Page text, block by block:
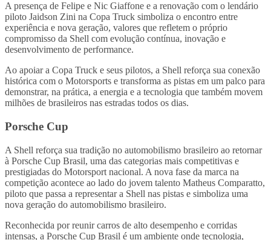
A presença de Felipe e Nic Giaffone e a renovação com o lendário
piloto Jaidson Zini na Copa Truck simboliza o encontro entre
experiência e nova geração, valores que refletem o próprio
compromisso da Shell com evolução contínua, inovação e
desenvolvimento de performance.
Ao apoiar a Copa Truck e seus pilotos, a Shell reforça sua conexão
histórica com o Motorsports e transforma as pistas em um palco para
demonstrar, na prática, a energia e a tecnologia que também movem
milhões de brasileiros nas estradas todos os dias.
Porsche Cup
A Shell reforça sua tradição no automobilismo brasileiro ao retornar
à Porsche Cup Brasil, uma das categorias mais competitivas e
prestigiadas do Motorsport nacional. A nova fase da marca na
competição acontece ao lado do jovem talento Matheus Comparatto,
piloto que passa a representar a Shell nas pistas e simboliza uma
nova geração do automobilismo brasileiro.
Reconhecida por reunir carros de alto desempenho e corridas
intensas, a Porsche Cup Brasil é um ambiente onde tecnologia,